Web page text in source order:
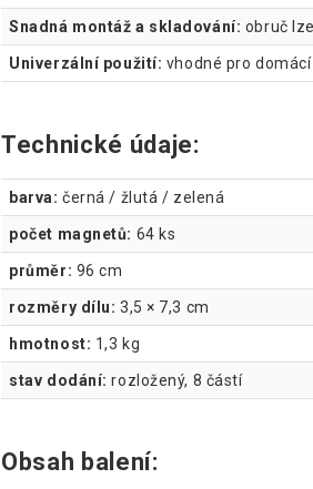
Snadná montáž a skladování: obruč
Univerzální použití: vhodné pro
Technické údaje:
barva: černá / žlutá / zelená
počet magnetů: 64 ks
průměr: 96 cm
rozměry dílu: 3,5 × 7,3 cm
hmotnost: 1,3 kg
stav dodání: rozložený, 8 částí
Obsah balení: